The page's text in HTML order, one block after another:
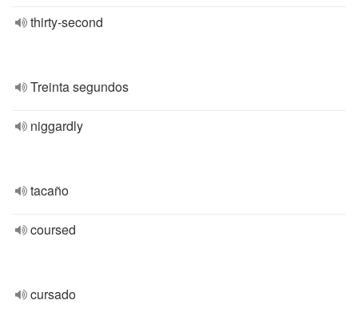
thirty-second
Treinta segundos
niggardly
tacaño
coursed
cursado